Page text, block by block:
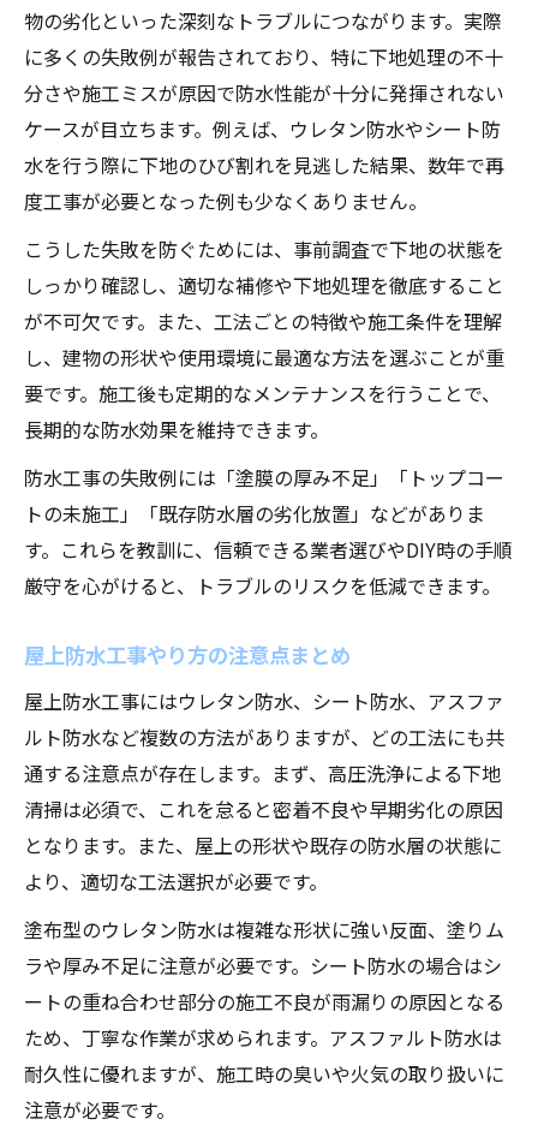
物の劣化といった深刻なトラブルにつながります。実際
に多くの失敗例が報告されており、特に下地処理の不十
分さや施工ミスが原因で防水性能が十分に発揮されない
ケースが目立ちます。例えば、ウレタン防水やシート防
水を行う際に下地のひび割れを見逃した結果、数年で再
度工事が必要となった例も少なくありません。
こうした失敗を防ぐためには、事前調査で下地の状態を
しっかり確認し、適切な補修や下地処理を徹底すること
が不可欠です。また、工法ごとの特徴や施工条件を理解
し、建物の形状や使用環境に最適な方法を選ぶことが重
要です。施工後も定期的なメンテナンスを行うことで、
長期的な防水効果を維持できます。
防水工事の失敗例には「塗膜の厚み不足」「トップコー
トの未施工」「既存防水層の劣化放置」などがありま
す。これらを教訓に、信頼できる業者選びやDIY時の手順
厳守を心がけると、トラブルのリスクを低減できます。
屋上防水工事やり方の注意点まとめ
屋上防水工事にはウレタン防水、シート防水、アスファ
ルト防水など複数の方法がありますが、どの工法にも共
通する注意点が存在します。まず、高圧洗浄による下地
清掃は必須で、これを怠ると密着不良や早期劣化の原因
となります。また、屋上の形状や既存の防水層の状態に
より、適切な工法選択が必要です。
塗布型のウレタン防水は複雑な形状に強い反面、塗りム
ラや厚み不足に注意が必要です。シート防水の場合はシ
ートの重ね合わせ部分の施工不良が雨漏りの原因となる
ため、丁寧な作業が求められます。アスファルト防水は
耐久性に優れますが、施工時の臭いや火気の取り扱いに
注意が必要です。